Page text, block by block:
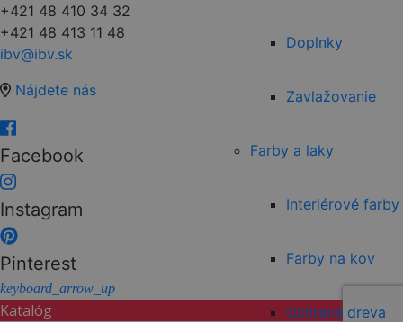
Doplnky
Zavlažovanie
Farby a laky
Interiérové farby
Farby na kov
Ochrana dreva
+421 48 410 34 32
+421 48 413 11 48
ibv@ibv.sk
Nájdete nás
Facebook
Instagram
Pinterest
keyboard_arrow_up
Katalóg